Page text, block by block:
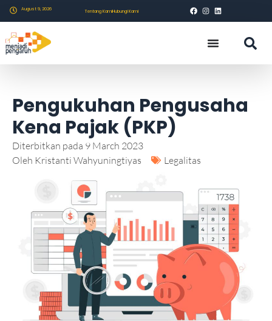
August 9, 2026 Tentang KamiHubungi Kami
Pengukuhan Pengusaha
Kena Pajak (PKP)
Diterbitkan pada 9 March 2023
Oleh Kristanti Wahyuningtiyas Legalitas